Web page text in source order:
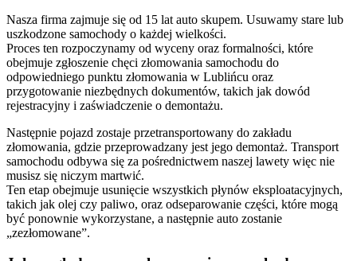
Nasza firma zajmuje się od 15 lat auto skupem. Usuwamy stare lub
uszkodzone samochody o każdej wielkości.
Proces ten rozpoczynamy od wyceny oraz formalności, które
obejmuje zgłoszenie chęci złomowania samochodu do
odpowiedniego punktu złomowania w Lublińcu oraz
przygotowanie niezbędnych dokumentów, takich jak dowód
rejestracyjny i zaświadczenie o demontażu.
Następnie pojazd zostaje przetransportowany do zakładu
złomowania, gdzie przeprowadzany jest jego demontaż. Transport
samochodu odbywa się za pośrednictwem naszej lawety więc nie
musisz się niczym martwić.
Ten etap obejmuje usunięcie wszystkich płynów eksploatacyjnych,
takich jak olej czy paliwo, oraz odseparowanie części, które mogą
być ponownie wykorzystane, a następnie auto zostanie
„zezłomowane”.